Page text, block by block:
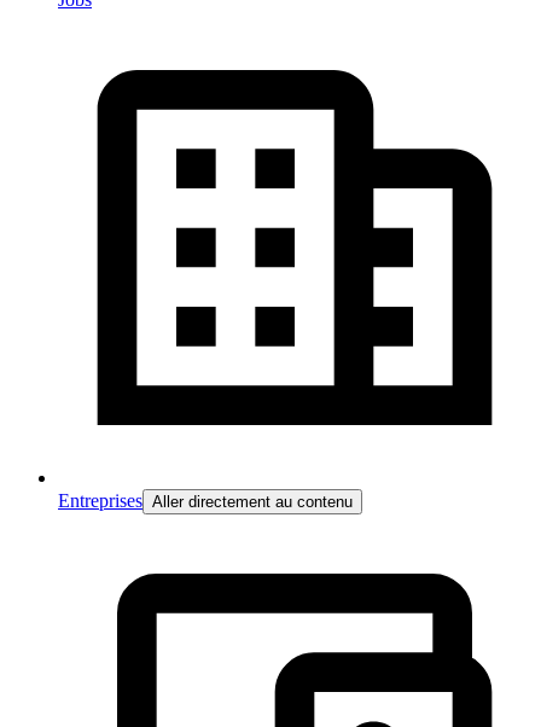
Entreprises Aller directement au contenu